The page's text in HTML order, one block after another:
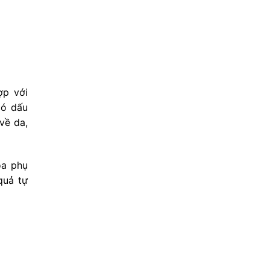
với
dấu
da,
phụ
tự